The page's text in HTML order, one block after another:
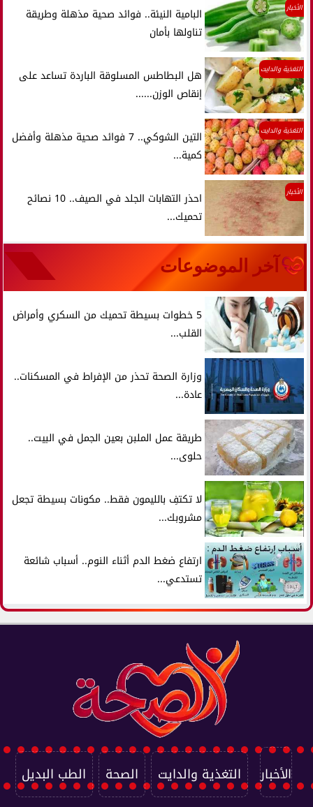
الأخبار
البامية النيئة.. فوائد صحية مذهلة وطريقة
تناولها بأمان
التغذية والدايت
هل البطاطس المسلوقة الباردة تساعد على
إنقاص الوزن......
التغذية والدايت
التين الشوكي.. 7 فوائد صحية مذهلة وأفضل
كمية...
الأخبار
احذر التهابات الجلد في الصيف.. 10 نصائح
تحميك...
آخر الموضوعات
5 خطوات بسيطة تحميك من السكري وأمراض
القلب...
وزارة الصحة تحذر من الإفراط في المسكنات..
عادة...
طريقة عمل الملبن بعين الجمل في البيت..
حلوى...
لا تكتفِ بالليمون فقط.. مكونات بسيطة تجعل
مشروبك...
ارتفاع ضغط الدم أثناء النوم.. أسباب شائعة
تستدعي...
الأخبار التغذية والدايت الصحة الطب البديل